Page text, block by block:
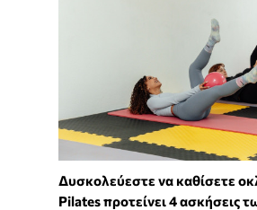
Δυσκολεύεστε να καθίσετε
Pilates προτείνει 4 ασκήσεις